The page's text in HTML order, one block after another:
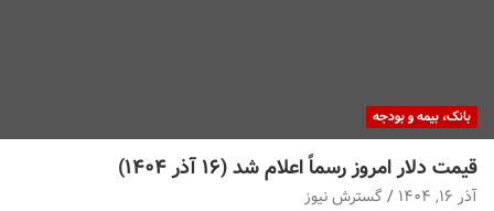
بانک، بیمه و بودجه
قیمت دلار امروز رسماً اعلام شد (۱۶ آذر ۱۴۰۴)
آذر ۱۶, ۱۴۰۴ گسترش نیوز